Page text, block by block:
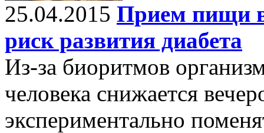
25.04.2015 Прием пищи
риск развития диабета
Из-за биоритмов
человека снижается
экспериментально